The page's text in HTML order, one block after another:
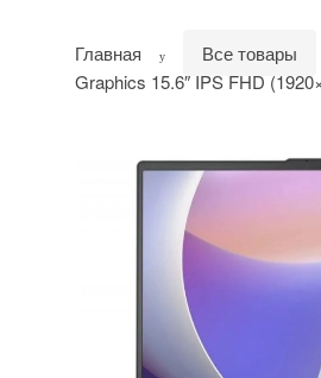
Главная Все товары
Graphics 15.6″ IPS FHD